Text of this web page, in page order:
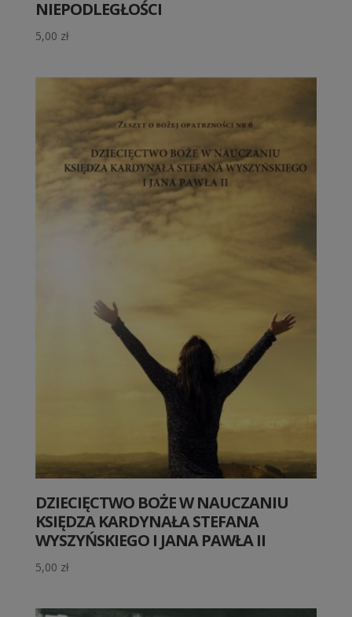
NIEPODLEGŁOŚCI
5,00 zł
DZIECIĘCTWO BOŻE W NAUCZANIU
KSIĘDZA KARDYNAŁA STEFANA
WYSZYŃSKIEGO I JANA PAWŁA II
5,00 zł